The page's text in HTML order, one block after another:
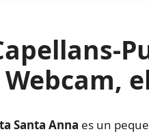
Santa Anna es un